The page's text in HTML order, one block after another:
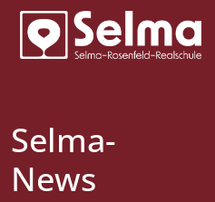
Selma-
News